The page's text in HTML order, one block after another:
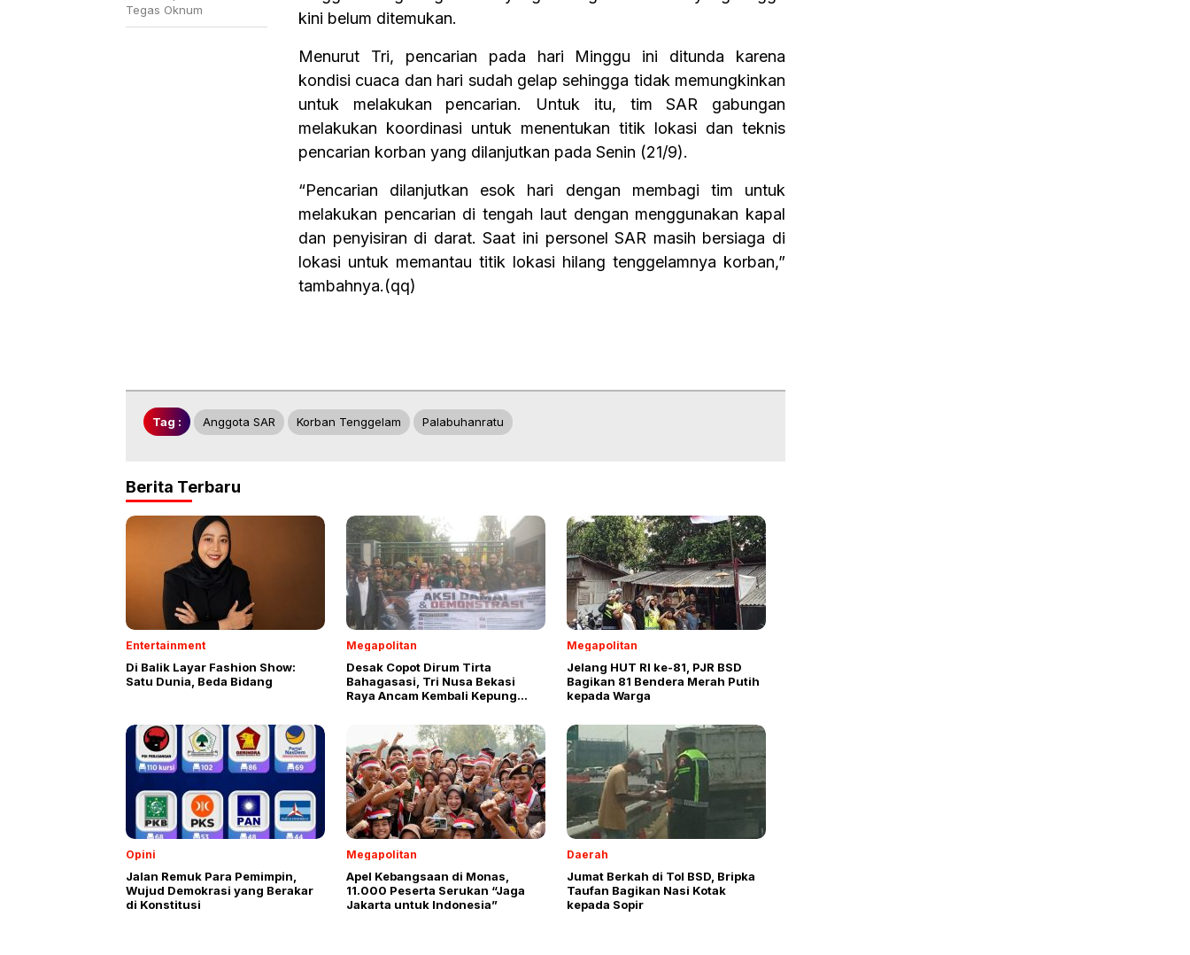
kini belum ditemukan.
Menurut Tri, pencarian pada hari Minggu ini ditunda karena
kondisi cuaca dan hari sudah gelap sehingga tidak memungkinkan
untuk melakukan pencarian. Untuk itu, tim SAR gabungan
melakukan koordinasi untuk menentukan titik lokasi dan teknis
pencarian korban yang dilanjutkan pada Senin (21/9).
“Pencarian dilanjutkan esok hari dengan membagi tim untuk
melakukan pencarian di tengah laut dengan menggunakan kapal
dan penyisiran di darat. Saat ini personel SAR masih bersiaga di
lokasi untuk memantau titik lokasi hilang tenggelamnya korban,”
tambahnya.(qq)
Tegas Oknum
Tag : Anggota SAR Korban Tenggelam Palabuhanratu
Berita Terbaru
Entertainment
Di Balik Layar Fashion Show:
Satu Dunia, Beda Bidang
Megapolitan
Desak Copot Dirum Tirta
Bahagasasi, Tri Nusa Bekasi
Raya Ancam Kembali Kepung
Megapolitan
Jelang HUT RI ke-81, PJR BSD
Bagikan 81 Bendera Merah Putih
kepada Warga
Opini
Jalan Remuk Para Pemimpin,
Wujud Demokrasi yang Berakar
di Konstitusi
Megapolitan
Apel Kebangsaan di Monas,
11.000 Peserta Serukan “Jaga
Jakarta untuk Indonesia”
Daerah
Jumat Berkah di Tol BSD, Bripka
Taufan Bagikan Nasi Kotak
kepada Sopir